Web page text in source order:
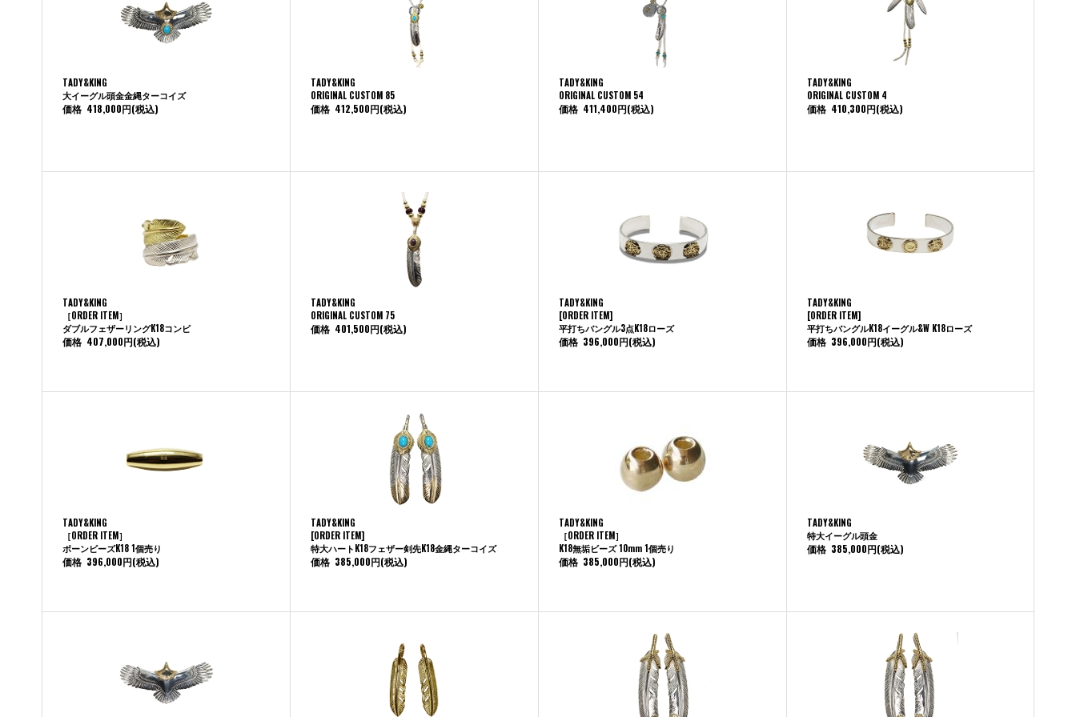
TADY&KING
大イーグル頭金金縄ターコイズ
価格 418,000円(税込)
TADY&KING
ORIGINAL CUSTOM 85
価格 412,500円(税込)
TADY&KING
ORIGINAL CUSTOM 54
価格 411,400円(税込)
TADY&KING
ORIGINAL CUSTOM 4
価格 410,300円(税込)
TADY&KING
［ORDER ITEM］
ダブルフェザーリングK18コンビ
価格 407,000円(税込)
TADY&KING
ORIGINAL CUSTOM 75
価格 401,500円(税込)
TADY&KING
[ORDER ITEM]
平打ちバングル3点K18ローズ
価格 396,000円(税込)
TADY&KING
[ORDER ITEM]
平打ちバングルK18イーグル&W K18ローズ
価格 396,000円(税込)
TADY&KING
［ORDER ITEM］
ボーンビーズK18 1個売り
価格 396,000円(税込)
TADY&KING
[ORDER ITEM]
特大ハートK18フェザー剣先K18金縄ターコイズ
価格 385,000円(税込)
TADY&KING
［ORDER ITEM］
K18無垢ビーズ 10mm 1個売り
価格 385,000円(税込)
TADY&KING
特大イーグル頭金
価格 385,000円(税込)